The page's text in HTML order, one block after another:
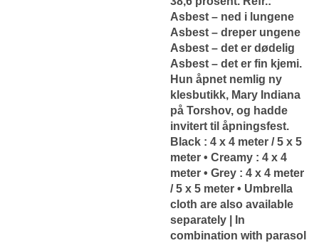
Asbest – ned i lungene
Asbest – dreper ungene
Asbest – det er dødelig
Asbest – det er fin kjemi.
Hun åpnet nemlig ny
klesbutikk, Mary Indiana
på Torshov, og hadde
invitert til åpningsfest.
Black : 4 x 4 meter / 5 x 5
meter • Creamy : 4 x 4
meter • Grey : 4 x 4 meter
/ 5 x 5 meter • Umbrella
cloth are also available
separately | In
combination with parasol